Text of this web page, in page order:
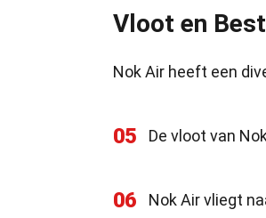
Vloot en
Nok Air heeft een
05 De vloot van
06
Nok Air vliegt